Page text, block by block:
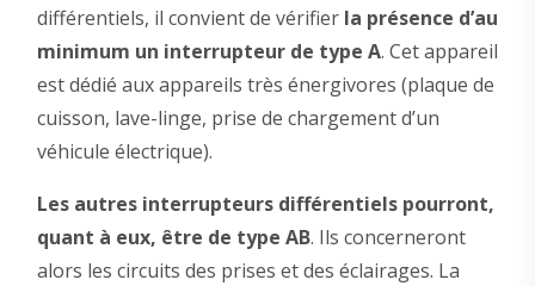
différentiels, il convient de vérifier la présence d’au
minimum un interrupteur de type A. Cet appareil
est dédié aux appareils très énergivores (plaque de
cuisson, lave-linge, prise de chargement d’un
véhicule électrique).
Les autres interrupteurs différentiels pourront,
quant à eux, être de type AB. Ils concerneront
alors les circuits des prises et des éclairages. La